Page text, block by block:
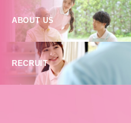
ABOUT US
RECRUIT